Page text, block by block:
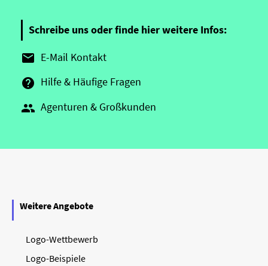
Schreibe uns oder finde hier weitere Infos:
 E-Mail Kontakt
 Hilfe & Häufige Fragen
 Agenturen & Großkunden
Weitere Angebote
Logo-Wettbewerb
Logo-Beispiele